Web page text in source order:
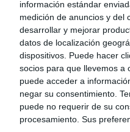
información estándar
medición de anuncios y del
desarrollar y mejorar
datos de localización
dispositivos. Puede hacer
socios para que llevemos a
puede acceder a
negar su consentimiento.
puede no requerir de su
procesamiento. Sus
Últimas noticias
El consejero al que Ayuso
que Madrid no tiene residencia
El Gobierno de Ayuso no puede